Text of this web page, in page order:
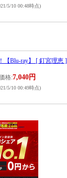
5/10 00:48時点)
【Blu-ray】 [ 釘宮理恵 ]
格:7,040円
5/10 00:49時点)